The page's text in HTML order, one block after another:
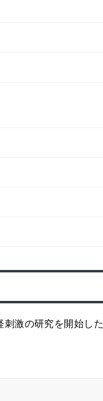
刺激の研究を開始した